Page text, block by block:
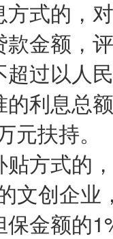
式的，对
金额，
超过以人
利息总
元扶持。
方式的，
文创企业
金额的